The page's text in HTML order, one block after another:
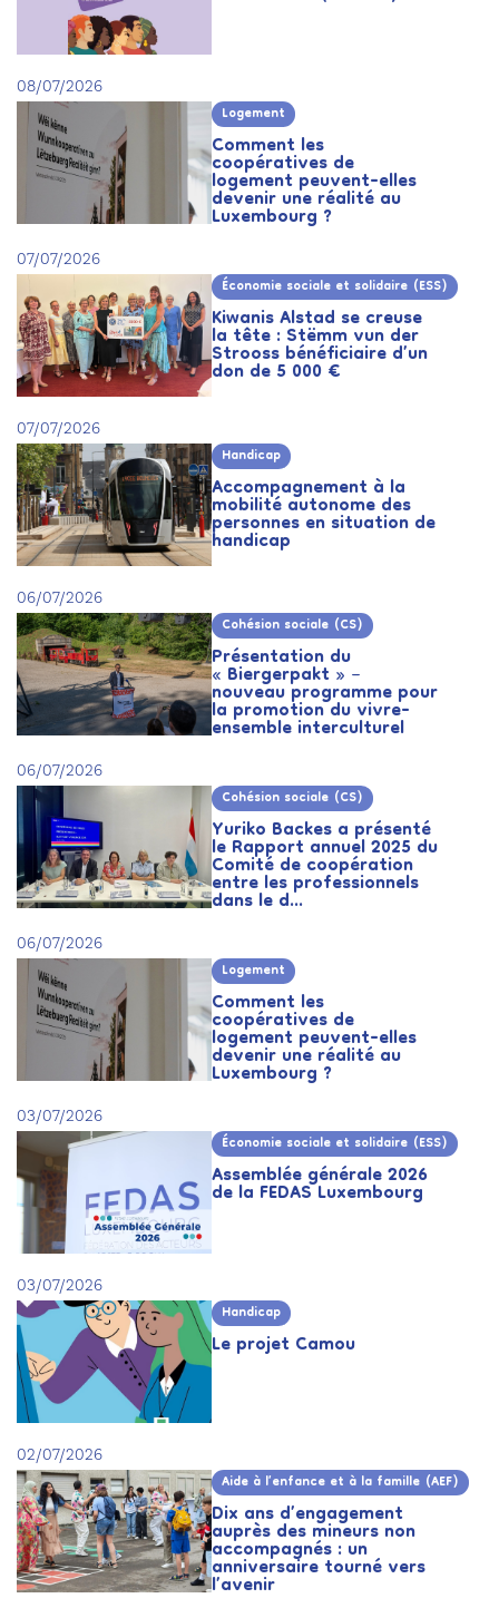
08/07/2026
Logement
Comment les
coopératives de
logement peuvent-elles
devenir une réalité au
Luxembourg ?
07/07/2026
Économie sociale et solidaire (ESS)
Kiwanis Alstad se creuse
la tête : Stëmm vun der
Strooss bénéficiaire d’un
don de 5 000 €
07/07/2026
Handicap
Accompagnement à la
mobilité autonome des
personnes en situation de
handicap
06/07/2026
Cohésion sociale (CS)
Présentation du
« Biergerpakt » –
nouveau programme pour
la promotion du vivre-
ensemble interculturel
06/07/2026
Cohésion sociale (CS)
Yuriko Backes a présenté
le Rapport annuel 2025 du
Comité de coopération
entre les professionnels
dans le d...
06/07/2026
Logement
Comment les
coopératives de
logement peuvent-elles
devenir une réalité au
Luxembourg ?
03/07/2026
Économie sociale et solidaire (ESS)
Assemblée générale 2026
de la FEDAS Luxembourg
03/07/2026
Handicap
Le projet Camou
02/07/2026
Aide à l’enfance et à la famille (AEF)
Dix ans d’engagement
auprès des mineurs non
accompagnés : un
anniversaire tourné vers
l’avenir